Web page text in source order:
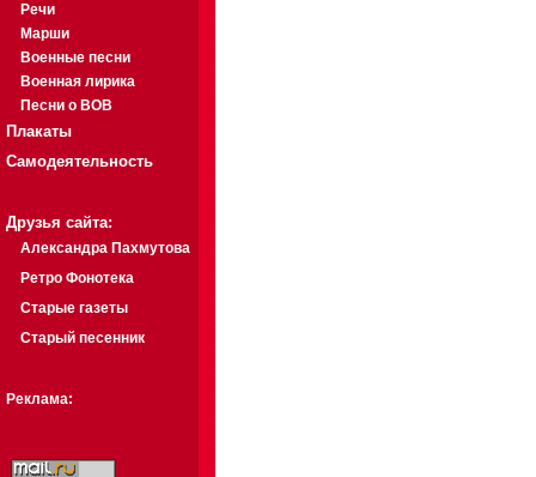
Речи
Марши
Военные песни
Военная лирика
Песни о ВОВ
Плакаты
Самодеятельность
Друзья сайта:
Александра Пахмутова
Ретро Фонотека
Старые газеты
Старый песенник
Реклама: